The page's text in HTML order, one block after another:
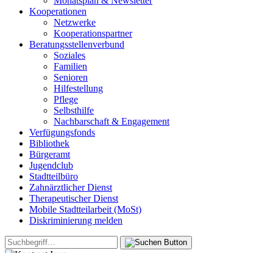
Kooperationen
Netzwerke
Kooperationspartner
Beratungsstellenverbund
Soziales
Familien
Senioren
Hilfestellung
Pflege
Selbsthilfe
Nachbarschaft & Engagement
Verfügungsfonds
Bibliothek
Bürgeramt
Jugendclub
Stadtteilbüro
Zahnärztlicher Dienst
Therapeutischer Dienst
Mobile Stadtteilarbeit (MoSt)
Diskriminierung melden